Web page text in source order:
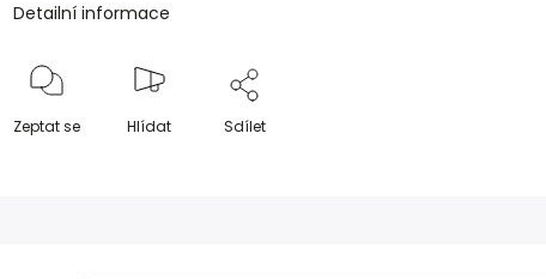
Detailní informace
Zeptat se Hlídat Sdílet